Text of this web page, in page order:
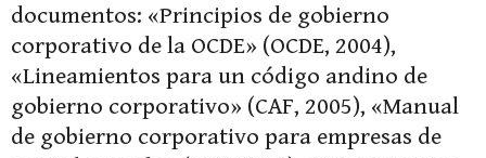
documentos: «Principios de gobierno
corporativo de la OCDE» (OCDE, 2004),
«Lineamientos para un código andino de
gobierno corporativo» (CAF, 2005), «Manual
de gobierno corporativo para empresas de